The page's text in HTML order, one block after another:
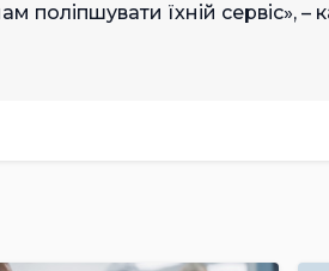
поліпшувати їхній сервіс», –